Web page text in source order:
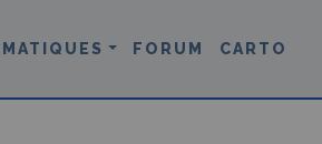
FORUM CARTO